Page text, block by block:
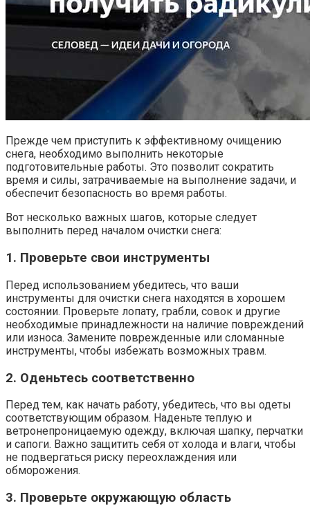
Прежде чем приступить к эффективному очищению
снега, необходимо выполнить некоторые
подготовительные работы. Это позволит сократить
время и силы, затрачиваемые на выполнение задачи, и
обеспечит безопасность во время работы.
Вот несколько важных шагов, которые следует
выполнить перед началом очистки снега:
1. Проверьте свои инструменты
Перед использованием убедитесь, что ваши
инструменты для очистки снега находятся в хорошем
состоянии. Проверьте лопату, грабли, совок и другие
необходимые принадлежности на наличие повреждений
или износа. Замените поврежденные или сломанные
инструменты, чтобы избежать возможных травм.
2. Оденьтесь соответственно
Перед тем, как начать работу, убедитесь, что вы одеты
соответствующим образом. Наденьте теплую и
ветронепроницаемую одежду, включая шапку, перчатки
и сапоги. Важно защитить себя от холода и влаги, чтобы
не подвергаться риску переохлаждения или
обморожения.
3. Проверьте окружающую область